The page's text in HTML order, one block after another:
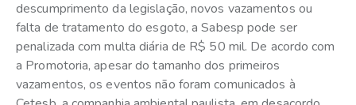
descumprimento da legislação, novos vazamentos ou
falta de tratamento do esgoto, a Sabesp pode ser
penalizada com multa diária de R$ 50 mil. De acordo com
a Promotoria, apesar do tamanho dos primeiros
vazamentos, os eventos não foram comunicados à